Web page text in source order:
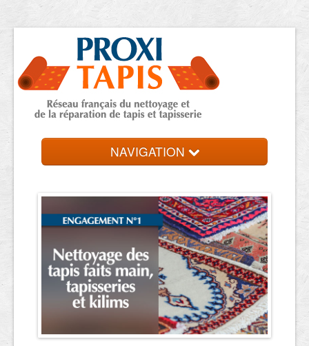
NAVIGATION